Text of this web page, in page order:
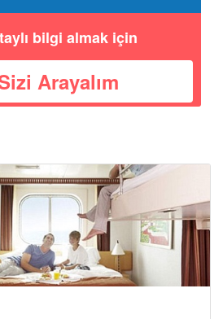
bilgi almak için
Arayalım